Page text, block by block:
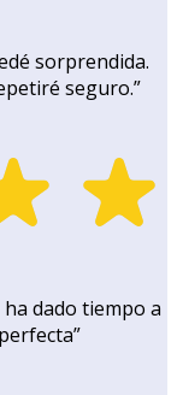
sorprendida.
seguro.”
dado tiempo a
”